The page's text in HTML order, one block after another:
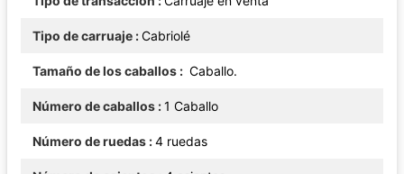
Tipo de carruaje Cabriolé
Tamaño de los caballos Caballo.
Número de caballos 1 Caballo
Número de ruedas 4 ruedas